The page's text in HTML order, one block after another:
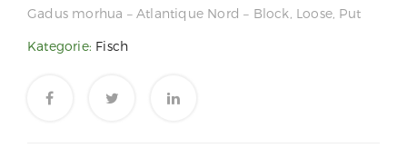
Gadus morhua – Atlantique Nord – Block, Loose, Put
Kategorie: Fisch